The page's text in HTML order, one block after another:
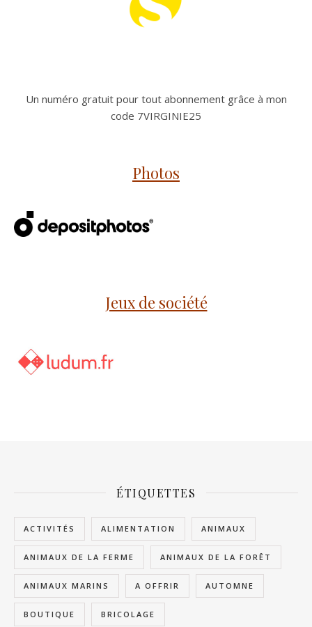
Un numéro gratuit pour tout abonnement grâce à mon
code 7VIRGINIE25
Photos
Jeux de société
ÉTIQUETTES
ACTIVITÉS ALIMENTATION ANIMAUX
ANIMAUX DE LA FERME ANIMAUX DE LA FORÊT
ANIMAUX MARINS A OFFRIR AUTOMNE
BOUTIQUE BRICOLAGE